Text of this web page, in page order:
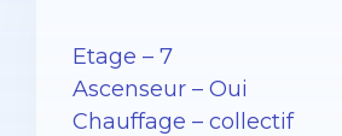
Etage – 7
Ascenseur – Oui
Chauffage – collectif